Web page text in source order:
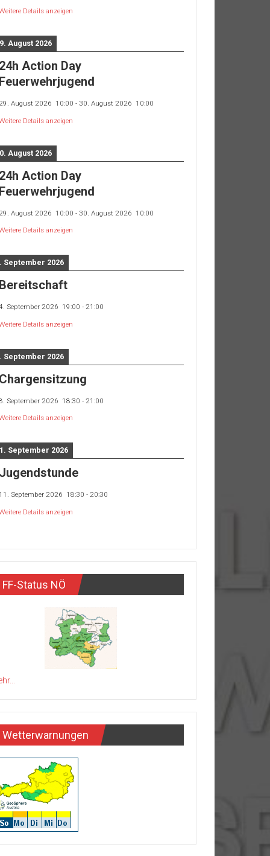
Details anzeigen
August 2026
Action Day
August 2026 10:00 - 30. August 2026 10:00
Details anzeigen
August 2026
Action Day
August 2026 10:00 - 30. August 2026 10:00
Details anzeigen
September 2026
September 2026 19:00 - 21:00
Details anzeigen
September 2026
September 2026 18:30 - 21:00
Details anzeigen
September 2026
September 2026 18:30 - 20:30
Details anzeigen
FF-Status NÖ
Wetterwarnungen